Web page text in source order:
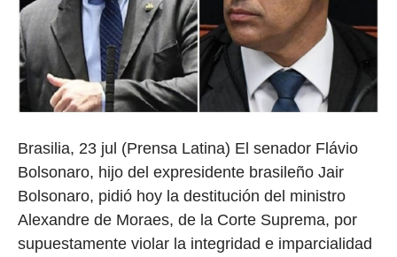
Brasilia, 23 jul (Prensa Latina) El senador Flávio
Bolsonaro, hijo del expresidente brasileño Jair
Bolsonaro, pidió hoy la destitución del ministro
Alexandre de Moraes, de la Corte Suprema, por
supuestamente violar la integridad e imparcialidad